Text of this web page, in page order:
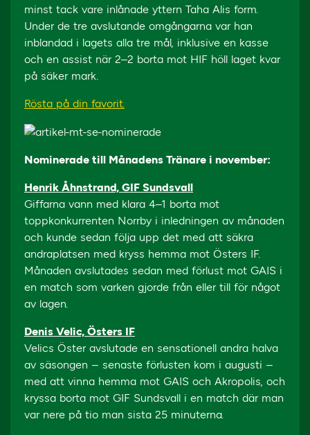
minst tack vare inlånade yttern Taha Alis form.
Under de tre avslutande omgångarna var han
inblandad i lagets alla tre mål, inklusive en kasse
och en assist när 2–2 borta mot HIF höll laget kvar
på säker mark.
Rösta på din favorit.
Nominerade till Månadens Tränare i november:
Henrik Åhnstrand, GIF Sundsvall
Giffarna vann med klara 4–1 borta mot
toppkonkurrenten Norrby i inledningen av månaden
och kunde sedan följa upp det med att säkra
andraplatsen med kryss hemma mot Östers IF.
Månaden avslutades sedan med förlust mot GAIS i
en match som varken gjorde från eller till för något
av lagen.
Denis Velic, Östers IF
Velics Öster avslutade en sensationell andra halva
av säsongen – senaste förlusten kom i augusti –
med att vinna hemma mot GAIS och Akropolis, och
kryssa borta mot GIF Sundsvall i en match där man
var nere på tio man sista 25 minuterna.